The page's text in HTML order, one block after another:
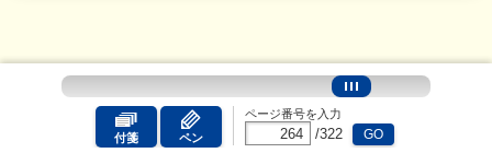
付箋 ペン
ページ番号を入力
/322 GO